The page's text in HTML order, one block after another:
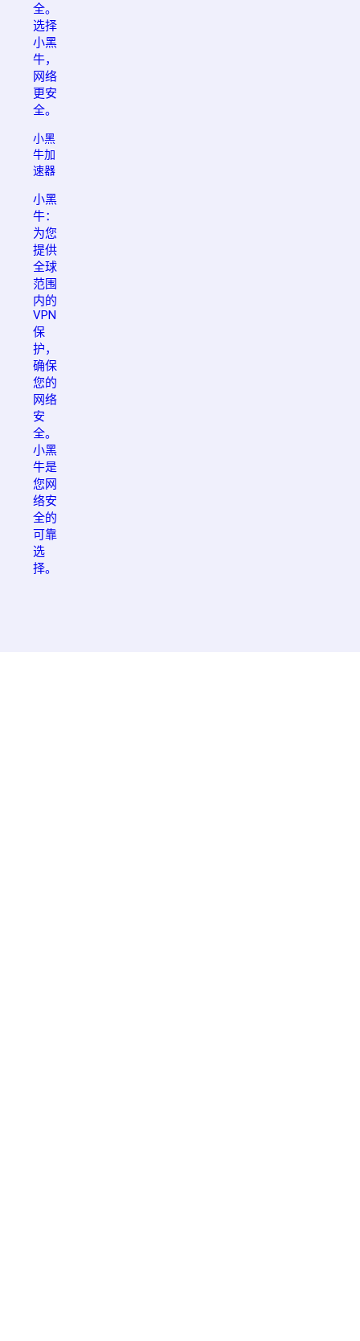
全。
选择
小黑
牛，
网络
更安
全。
小黑
牛加
速器
小黑
牛：
为您
提供
全球
范围
内的
VPN
保
护，
确保
您的
网络
安
全。
小黑
牛是
您网
络安
全的
可靠
选
择。